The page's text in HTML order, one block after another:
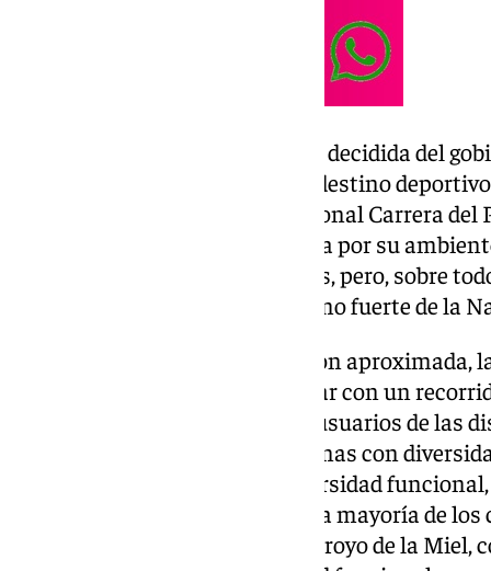
El edil ha destacado “la apuesta decidida del
potenciar Benalmádena como destino
tradicionales como esta tradicional Carrera del
de antigüedad y siempre destaca por su
participación de niños y jóvenes, pero, sobre
de este día a las puertas del tramo fuerte de la
Con más de una hora de duración aproximada,
protagonista este año por contar con un
especiales donde participaran usuarios de las
realizan actividades para personas con
serán dos las categorías de diversidad
diferenciados, uno oficial para la mayoría de
llegada en el polideportivo de Arroyo de la